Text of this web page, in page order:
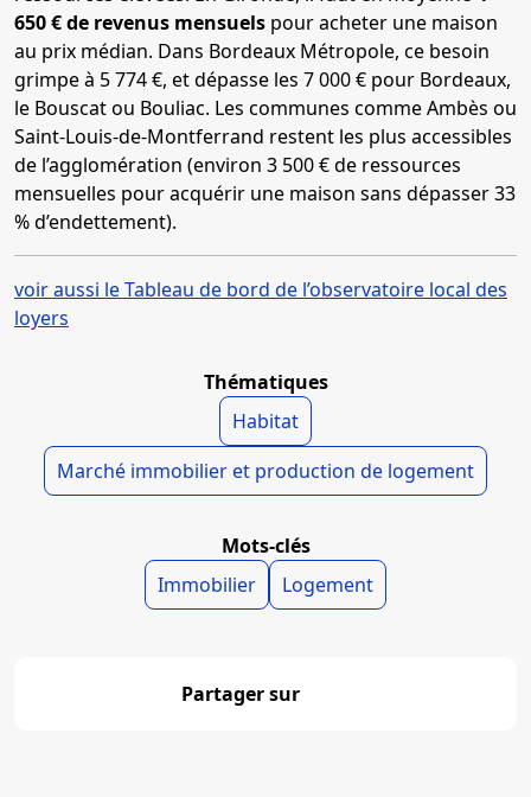
650 € de revenus mensuels pour acheter une maison
au prix médian. Dans Bordeaux Métropole, ce besoin
grimpe à 5 774 €, et dépasse les 7 000 € pour Bordeaux,
le Bouscat ou Bouliac. Les communes comme Ambès ou
Saint-Louis-de-Montferrand restent les plus accessibles
de l’agglomération (environ 3 500 € de ressources
mensuelles pour acquérir une maison sans dépasser 33
% d’endettement).
voir aussi le Tableau de bord de l’observatoire local des
loyers
Thématiques
Habitat
Marché immobilier et production de logement
Mots-clés
Immobilier
Logement
Partager sur